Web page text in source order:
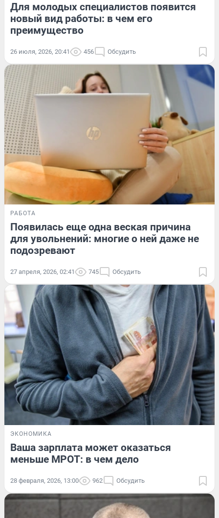
Для молодых специалистов появится
новый вид работы: в чем его
преимущество
26 июля, 2026, 20:41 456 Обсудить
РАБОТА
Появилась еще одна веская причина
для увольнений: многие о ней даже не
подозревают
27 апреля, 2026, 02:41 745 Обсудить
ЭКОНОМИКА
Ваша зарплата может оказаться
меньше МРОТ: в чем дело
28 февраля, 2026, 13:00 962 Обсудить